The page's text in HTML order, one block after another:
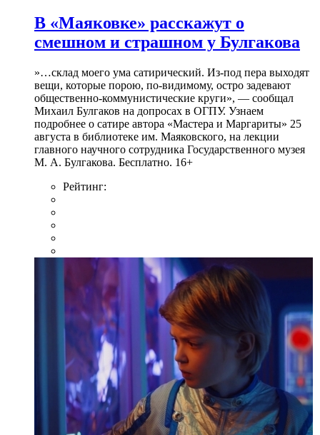
В «Маяковке» расскажут о
смешном и страшном у Булгакова
»…склад моего ума сатирический. Из-под пера выходят
вещи, которые порою, по-видимому, остро задевают
общественно-коммунистические круги», — сообщал
Михаил Булгаков на допросах в ОГПУ. Узнаем
подробнее о сатире автора «Мастера и Маргариты» 25
августа в библиотеке им. Маяковского, на лекции
главного научного сотрудника Государственного музея
М. А. Булгакова. Бесплатно. 16+
Рейтинг: